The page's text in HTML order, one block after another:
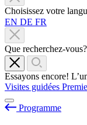
Choisissez votre
EN DE FR
Que recherchez-vous?
Essayons encore!
Visites guidées
Programme